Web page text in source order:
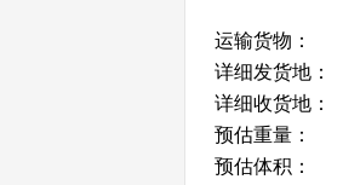
运输货物：
详细发货地：
详细收货地：
预估重量：
预估体积：